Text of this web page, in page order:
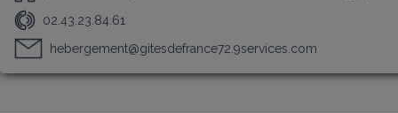
02.43.23.84.61
hebergement@gitesdefrance72.9services.com